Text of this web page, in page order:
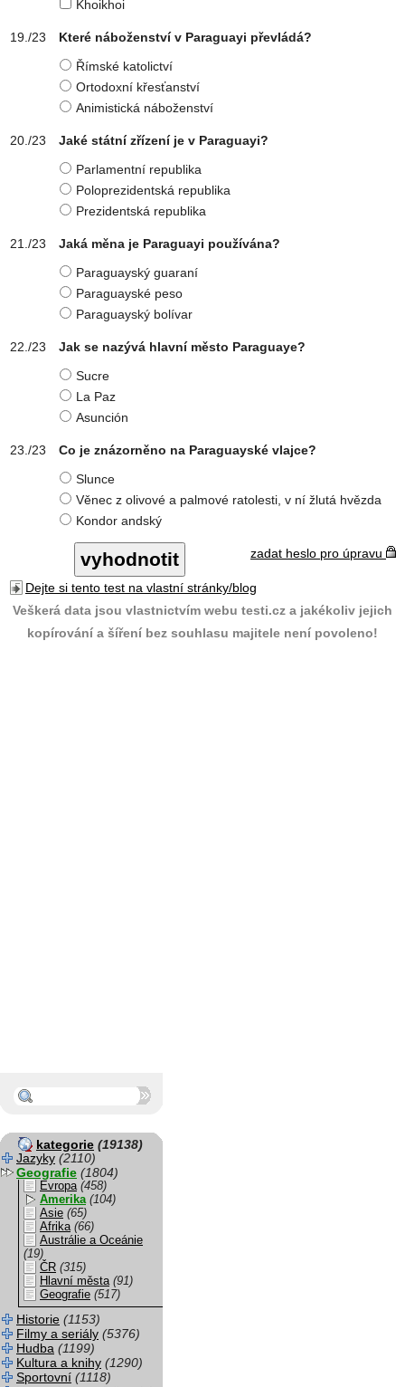
Khoikhoi
Které náboženství v Paraguayi převládá?
Římské katolictví
Ortodoxní křesťanství
Animistická náboženství
Jaké státní zřízení je v Paraguayi?
Parlamentní republika
Poloprezidentská republika
Prezidentská republika
Jaká měna je Paraguayi používána?
Paraguayský guaraní
Paraguayské peso
Paraguayský bolívar
Jak se nazývá hlavní město Paraguaye?
Sucre
La Paz
Asunción
Co je znázorněno na Paraguayské vlajce?
Slunce
Věnec z olivové a palmové ratolesti, v ní žlutá hvězda
Kondor andský
zadat heslo pro úpravu
Dejte si tento test na vlastní stránky/blog
Veškerá data jsou vlastnictvím webu testi.cz a jakékoliv jejich
kopírování a šíření bez souhlasu majitele není povoleno!
kategorie (19138)
Jazyky (2110)
Geografie (1804)
Evropa (458)
Amerika (104)
Asie (65)
Afrika (66)
Austrálie a Oceánie
(19)
ČR (315)
Hlavní města (91)
Geografie (517)
Historie (1153)
Filmy a seriály (5376)
Hudba (1199)
Kultura a knihy (1290)
Sportovní (1118)